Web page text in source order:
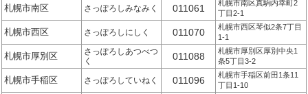
札幌市南区 さっぽろしみなみく 011061
札幌市南区真駒内幸町2
丁目2-1
札幌市西区 さっぽろしにしく 011070
札幌市西区琴似2条7丁目
1-1
札幌市厚別区
さっぽろしあつべつ
く
011088
札幌市厚別区厚別中央1
条5丁目3-2
札幌市手稲区 さっぽろしていねく 011096
札幌市手稲区前田1条11
丁目1-10